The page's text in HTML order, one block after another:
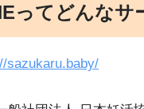
ってどんなサ
sazukaru.baby/